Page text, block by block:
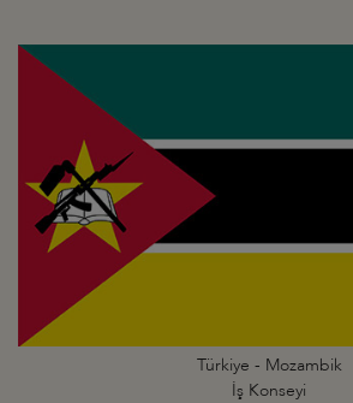
Türkiye - Mozambik
İş Konseyi